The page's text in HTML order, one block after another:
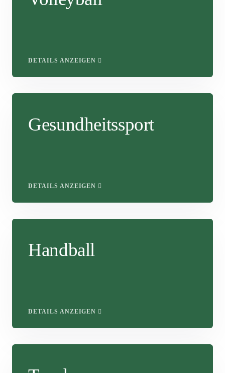
DETAILS ANZEIGEN
Gesundheitssport
DETAILS ANZEIGEN
Handball
DETAILS ANZEIGEN